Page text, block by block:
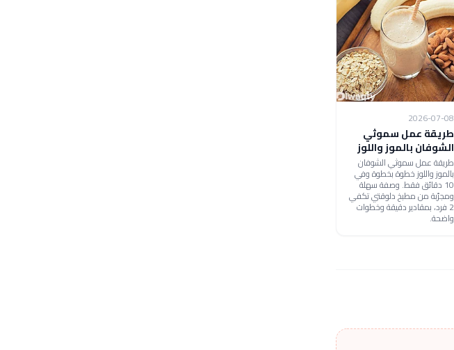
2026-07-08
طريقة عمل سموثي
الشوفان بالموز واللوز
طريقة عمل سموثي الشوفان
بالموز واللوز خطوة بخطوة وفي
10 دقائق فقط. وصفة سهلة
ومجرّبة من مطبخ دلوقتي تكفي
2 فرد، بمقادير دقيقة وخطوات
واضحة.